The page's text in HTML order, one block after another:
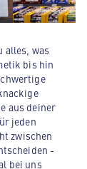
alles, was
bis hin
aus deiner
jeden
zwischen
-
bei uns